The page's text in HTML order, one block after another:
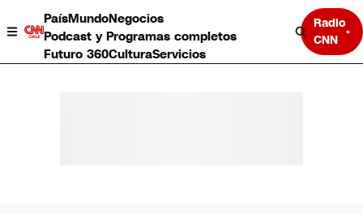
PaísMundoNegocios
Podcast y Programas completos
Futuro 360CulturaServicios
Radio
CNN